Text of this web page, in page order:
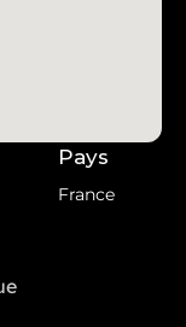
Pays
France